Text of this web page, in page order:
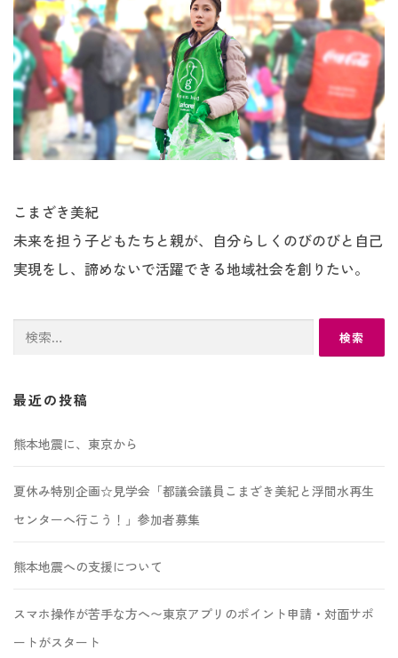
こまざき美紀
未来を担う子どもたちと親が、自分らしくのびのびと自己
実現をし、諦めないで活躍できる地域社会を創りたい。
検
最近の投稿
熊本地震に、東京から
夏休み特別企画☆見学会「都議会議員こまざき美紀と浮間水再生
センターへ行こう！」参加者募集
熊本地震への支援について
スマホ操作が苦手な方へ〜東京アプリのポイント申請・対面サポ
ートがスタート